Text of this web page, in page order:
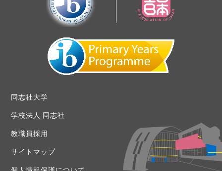
同志社大学
学校法人 同志社
教職員採用
サイトマップ